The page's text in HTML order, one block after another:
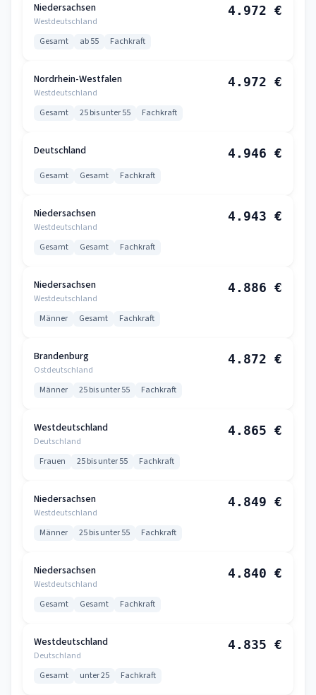
Niedersachsen
Westdeutschland
4.972 €
Gesamt ab 55 Fachkraft
Nordrhein-Westfalen
Westdeutschland
4.972 €
Gesamt 25 bis unter 55 Fachkraft
Deutschland 4.946 €
Gesamt Gesamt Fachkraft
Niedersachsen
Westdeutschland
4.943 €
Gesamt Gesamt Fachkraft
Niedersachsen
Westdeutschland
4.886 €
Männer Gesamt Fachkraft
Brandenburg
Ostdeutschland
4.872 €
Männer 25 bis unter 55 Fachkraft
Westdeutschland
Deutschland
4.865 €
Frauen 25 bis unter 55 Fachkraft
Niedersachsen
Westdeutschland
4.849 €
Männer 25 bis unter 55 Fachkraft
Niedersachsen
Westdeutschland
4.840 €
Gesamt Gesamt Fachkraft
Westdeutschland
Deutschland
4.835 €
Gesamt unter 25 Fachkraft